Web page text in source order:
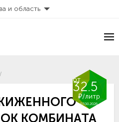
и область
от
32.5
₽/литр
07.08.2026
КОМБИНАТА